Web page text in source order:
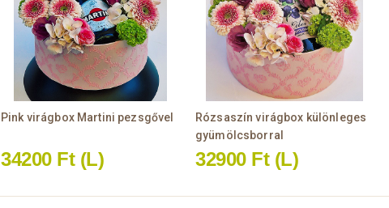
Pink virágbox Martini pezsgővel
34200 Ft (L)
Rózsaszín virágbox különleges
gyümölcsborral
32900 Ft (L)